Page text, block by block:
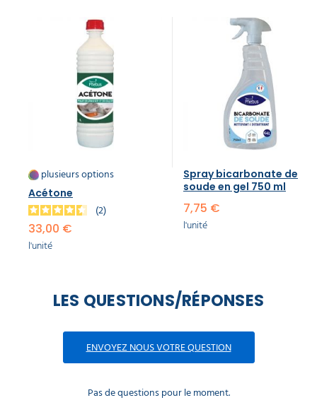
plusieurs options
Acétone
2
33,00 €
l'unité
Spray bicarbonate de
soude en gel 750 ml
7,75 €
l'unité
LES QUESTIONS/RÉPONSES
ENVOYEZ NOUS VOTRE QUESTION
Pas de questions pour le moment.